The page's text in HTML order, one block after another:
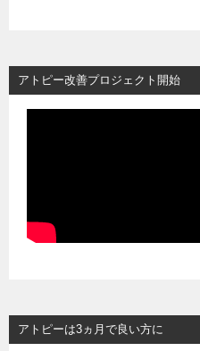
アトピー改善プロジェクト開始
アトピーは3ヵ月で良い方に